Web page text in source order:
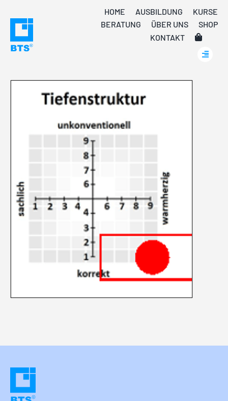
content
HOME AUSBILDUNG
KURSE
BERATUNG
ÜBER UNS
SHOP
KONTAKT